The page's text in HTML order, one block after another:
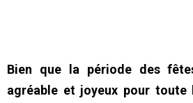
Bien que la période des
agréable et joyeux pour toute